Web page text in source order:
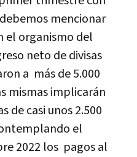
mencionar
el organismo del
neto de divisas
a más de 5.000
mismas implicarán
de casi unos 2.500
el
2022 los pagos al